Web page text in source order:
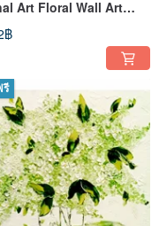
Art Floral Wall Art
In Vase 20x16 in
฿
รี